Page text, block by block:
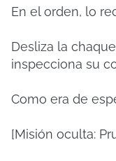
En el orden, lo
Desliza la
inspecciona su
Como era de
[Misión oculta: